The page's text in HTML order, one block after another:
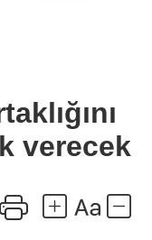
verecek